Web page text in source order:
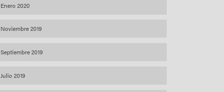
Enero 2020
Noviembre 2019
Septiembre 2019
Julio 2019